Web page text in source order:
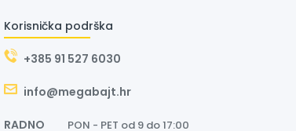
Korisnička podrška
+385 91 527 6030
info@megabajt.hr
RADNO PON - PET od 9 do 17:00